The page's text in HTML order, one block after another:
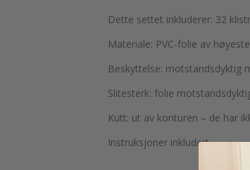
Dette settet inkluderer: 32
Materiale: PVC-folie av
Beskyttelse: motstandsdyktig
Slitesterk: folie
Kutt: ut av konturen – de har
Instruksjoner inkludert